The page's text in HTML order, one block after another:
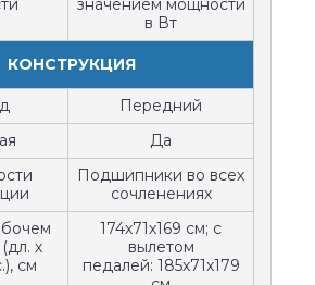
значением мощности
в Вт
КОНСТРУКЦИЯ
Передний
Да
Подшипники во всех
сочленениях
х
см
174х71х169 см; с
вылетом
педалей: 185х71х179